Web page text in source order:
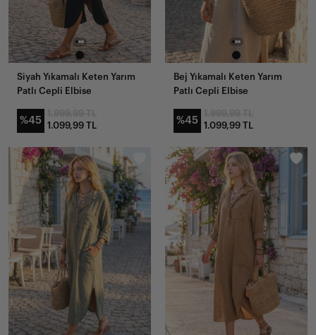
Siyah Yıkamalı Keten Yarım
Patlı Cepli Elbise
%45
1.099,99 TL
Bej Yıkamalı Keten Yarım
Patlı Cepli Elbise
%45
1.099,99 TL